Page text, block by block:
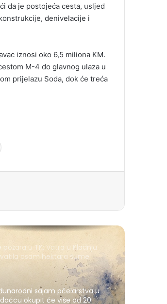
da je postojeća cesta, usljed
denivelacije i
iznosi oko 6,5 miliona KM.
M-4 do glavnog ulaza u
prijelazu Soda, dok će treća
požara u TK: Vatra u Kladnju
osam hektara šume
sajam pčelarstva u
okupit će više od 20